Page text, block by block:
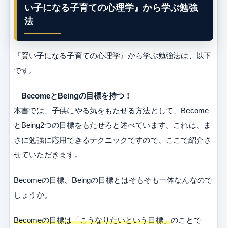
い子になる子育ての心理学』から学ぶ勉強
法
『賢い子になる子育ての心理学』から学ぶ勉強法は、以下
です。
BecomeとBeingの目標を持つ！
本書では、子供にやる気をもたせる方法として、Become
とBeing2つの目標をもたせろと述べています。これは、ま
さに勉強に応用できるテクニックですので、ここで紹介さ
せていただきます。
Becomeの目標、Beingの目標とはそもそも一体なんなので
しょうか。
Becomeの目標は「こうなりたいという目標」のことで